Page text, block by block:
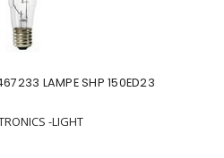
LAMPE SHP 150ED23
-LIGHT